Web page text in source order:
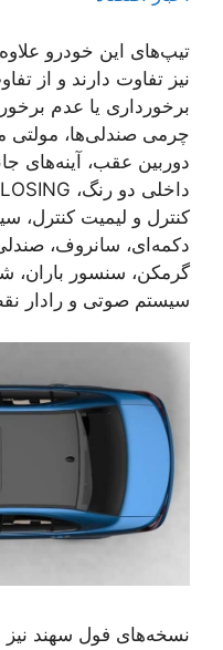
تیپ‌های این خودرو
نیز تفاوت دارند و از
برخورداری یا عدم
دوربین عقب، آینه‌های
کنترل و لیمیت کنترل،
سیستم صوتی و رادار